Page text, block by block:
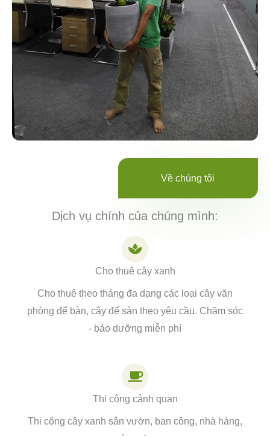
Về chúng tôi
Dịch vụ chính của chúng mình:
Cho thuê cây xanh
Cho thuê theo tháng đa dạng các loại cây văn
phòng để bàn, cây để sàn theo yêu cầu. Chăm sóc
- bảo dưỡng miễn phí
Thi công cảnh quan
Thi công cây xanh sân vườn, ban công, nhà hàng,